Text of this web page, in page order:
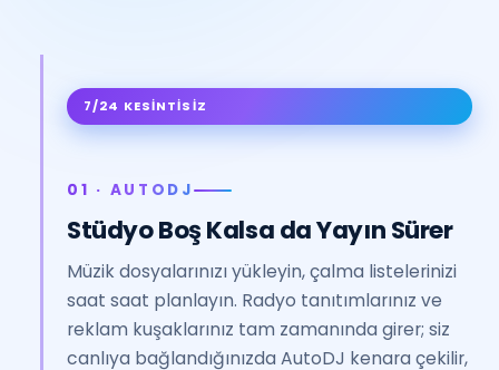
7/24 KESINTISIZ
01 · AUTODJ
Stüdyo Boş Kalsa da Yayın Sürer
Müzik dosyalarınızı yükleyin, çalma listelerinizi
saat saat planlayın. Radyo tanıtımlarınız ve
reklam kuşaklarınız tam zamanında girer; siz
canlıya bağlandığınızda AutoDJ kenara çekilir,